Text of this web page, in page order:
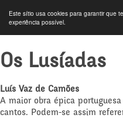
Este sítio usa cookies para garantir que
experiência possível.
Os Lusíadas
Luís Vaz de Camões
A maior obra épica
cantos. Podem-se assim